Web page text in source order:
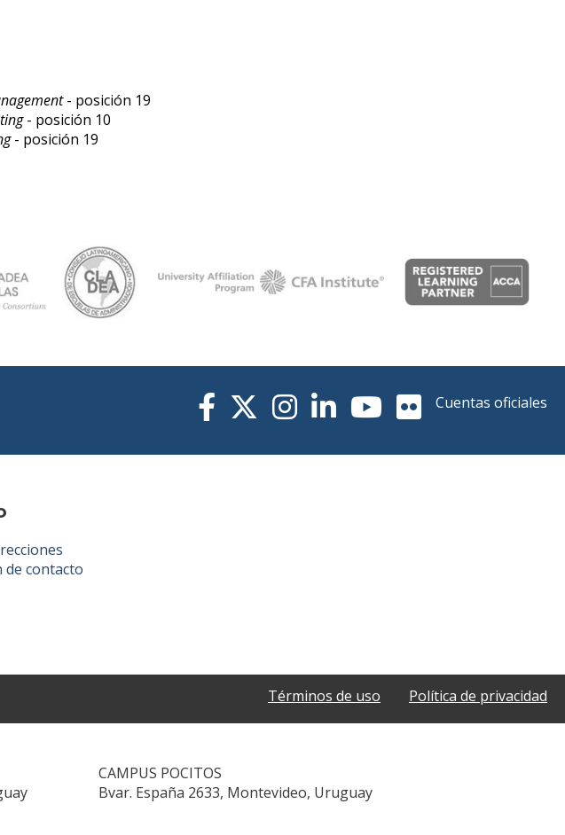
- posición 19
- posición 10
- posición 19
contacto
Cuentas oficiales
Términos de uso Política de privacidad
CAMPUS POCITOS
Bvar. España 2633, Montevideo, Uruguay